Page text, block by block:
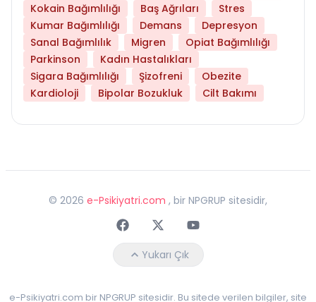
Kokain Bağımlılığı
Baş Ağrıları
Stres
Kumar Bağımlılığı
Demans
Depresyon
Sanal Bağımlılık
Migren
Opiat Bağımlılığı
Parkinson
Kadın Hastalıkları
Sigara Bağımlılığı
Şizofreni
Obezite
Kardioloji
Bipolar Bozukluk Cilt Bakımı
© 2026 e-Psikiyatri.com , bir NPGRUP sitesidir,
FaceebokTwitterYoutube
Yukarı Çık
e-Psikiyatri.com bir NPGRUP sitesidir. Bu sitede verilen bilgiler, site